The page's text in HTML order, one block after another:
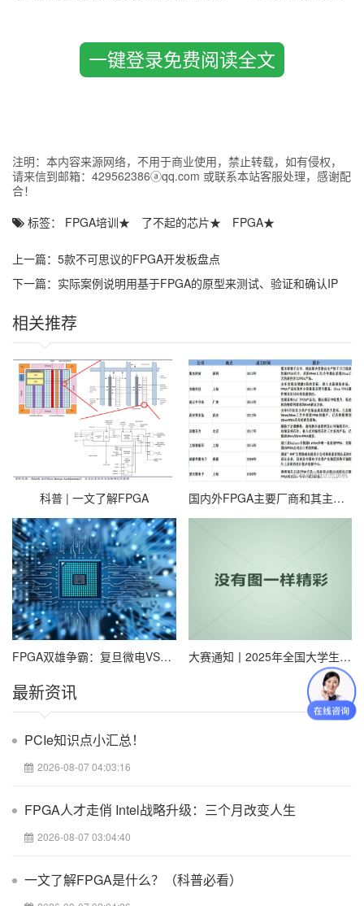
但是，ASIC设计的周期很长，而且投资大，风险高。一旦设计结束
后，功能就固化了，以后的升级改版困难比较大。电子产品的市场
发展迅速。FPGA的逻辑规模已经从最初的1000个可用门发展到现
在的1000万个可用门。
FPGA技术之所以具有巨大的市场吸引力，其根本原因在于：FPGA
不仅可以解决电子系统小型化、低功耗、高可靠性等问题，而且其
开发周期短、投入少，芯片价格不断下降。FPGA正在越来越多地取
FPGA技术的发展动向
要的发展动向。
System on Chip（SoC）技术在芯片设计领域被越来越广泛地采
用，而SoPC技术是SoC技术在可编程器件领域的应用。这种技术的
核心是在FPGA芯片内部构建处理器。Xilinx公司主要提供基于
Power PC的硬核解决方案，而Altera提供的是基于NIOSII的软核解
决方案。
Altera公司为NIOSII软核处理器提供了完整的软硬件解决方案，可以
让客户短时间完成SoPC系统的构建和调试工作。
随着芯片生产工艺不断提高，FPGA芯片的性能和密度都在不断提
高。早期的FPGA主要是完成接口逻辑设计，比如AD/DA和DSP的粘
合逻辑。现在的FPGA正在成为电路的核心部件，完成关键功能。
在高性能计算和高吞吐量I/O应用方面，FPGA已经取代了专用的
DSP芯片，成为最佳的实现方案。因此，高性能和高密度也成为衡
量FPGA芯片厂家设计能力的重要指标。
随着FPGA性能和密度的提高，功耗也逐渐成为了FPGA应用的瓶
颈。虽然FPGA比DSP等处理器的功耗低，但是要明显高于专用芯片
（ASIC）的功耗。FPGA的厂家也在采用各种新工艺和技术来降低
例如，Altera公司的StratixIII系列FPGA的功耗比上一代产品StratixII
系列降低了50%以上。
3．基于IP库的设计方法
未来的FPGA芯片密度不断提高，传统的基于HDL的代码设计方法很
难满足超大规模FPGA的设计需要。随着专业的IP库设计公司不断增
泛。
作为FPGA的设计者，主要的工作是找到适合项目需要的IP库资源，
然后将这些IP整合起来，完成顶层模块设计。由于商业的IP库都是通
口逻辑设计的正确性。
目前，由于国内的知识产权保护的相关法律法规还不尽完善，基于
一键登录免费阅读全文
注明：本内容来源网络，不用于商业使用，禁止转载，如有侵权，
请来信到邮箱：429562386ⓐqq.com 或联系本站客服处理，感谢配
合！
标签： FPGA培训★ 了不起的芯片★ FPGA★
上一篇： 5款不可思议的FPGA开发板盘点
下一篇： 实际案例说明用基于FPGA的原型来测试、验证和确认IP
相关推荐
科普 | 一文了解FPGA 国内外FPGA主要厂商和其主要芯片代表汇总
FPGA双雄争霸：复旦微电VS紫光国微，技术路线谁更硬核？ 大赛通知丨2025年全国大学生嵌入式芯片与系统设计竞赛FPGA创新设计赛道报名通知
最新资讯
PCIe知识点小汇总！
2026-08-07 04:03:16
FPGA人才走俏 Intel战略升级：三个月改变人生
2026-08-07 03:04:40
一文了解FPGA是什么？（科普必看）